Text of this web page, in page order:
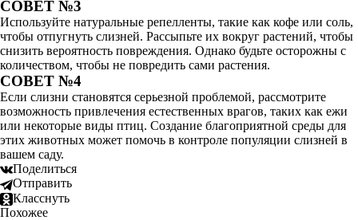
СОВЕТ №3
Используйте натуральные репелленты, такие как кофе или соль,
чтобы отпугнуть слизней. Рассыпьте их вокруг растений, чтобы
снизить вероятность повреждения. Однако будьте осторожны с
количеством, чтобы не повредить сами растения.
СОВЕТ №4
Если слизни становятся серьезной проблемой, рассмотрите
возможность привлечения естественных врагов, таких как ежи
или некоторые виды птиц. Создание благоприятной среды для
этих животных может помочь в контроле популяции слизней в
вашем саду.
Поделиться
Отправить
Класснуть
Похожее